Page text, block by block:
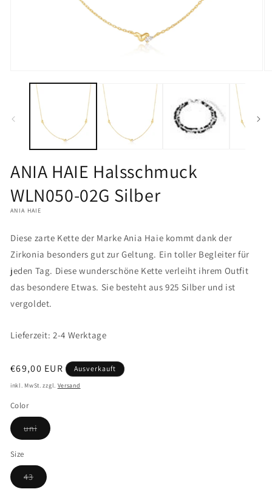
ANIA HAIE Halsschmuck
WLN050-02G Silber
ANIA HAIE
Diese zarte Kette der Marke Ania Haie kommt dank der
Zirkonia besonders gut zur Geltung. Ein toller Begleiter für
jeden Tag. Diese wunderschöne Kette verleiht ihrem Outfit
das besondere Etwas. Sie besteht aus 925 Silber und ist
vergoldet.
Lieferzeit: 2-4 Werktage
Normaler
Preis
€69,00 EUR Ausverkauft
inkl. MwSt. zzgl. Versand
Color
uniVariante
ausverkauft
Size
43Variante
ausverkauft